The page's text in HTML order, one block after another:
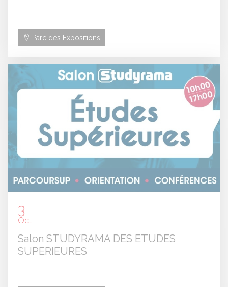
Parc des Expositions
3
Oct
Salon STUDYRAMA DES ETUDES
SUPERIEURES